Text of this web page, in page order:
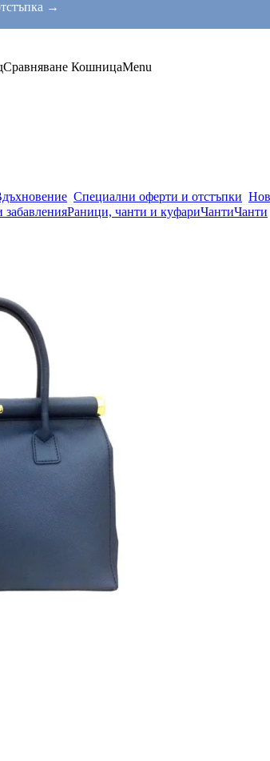
→
Сравняване КошницаMenu
Специални оферти и отстъпки
Раници, чанти и куфариЧантиЧанти